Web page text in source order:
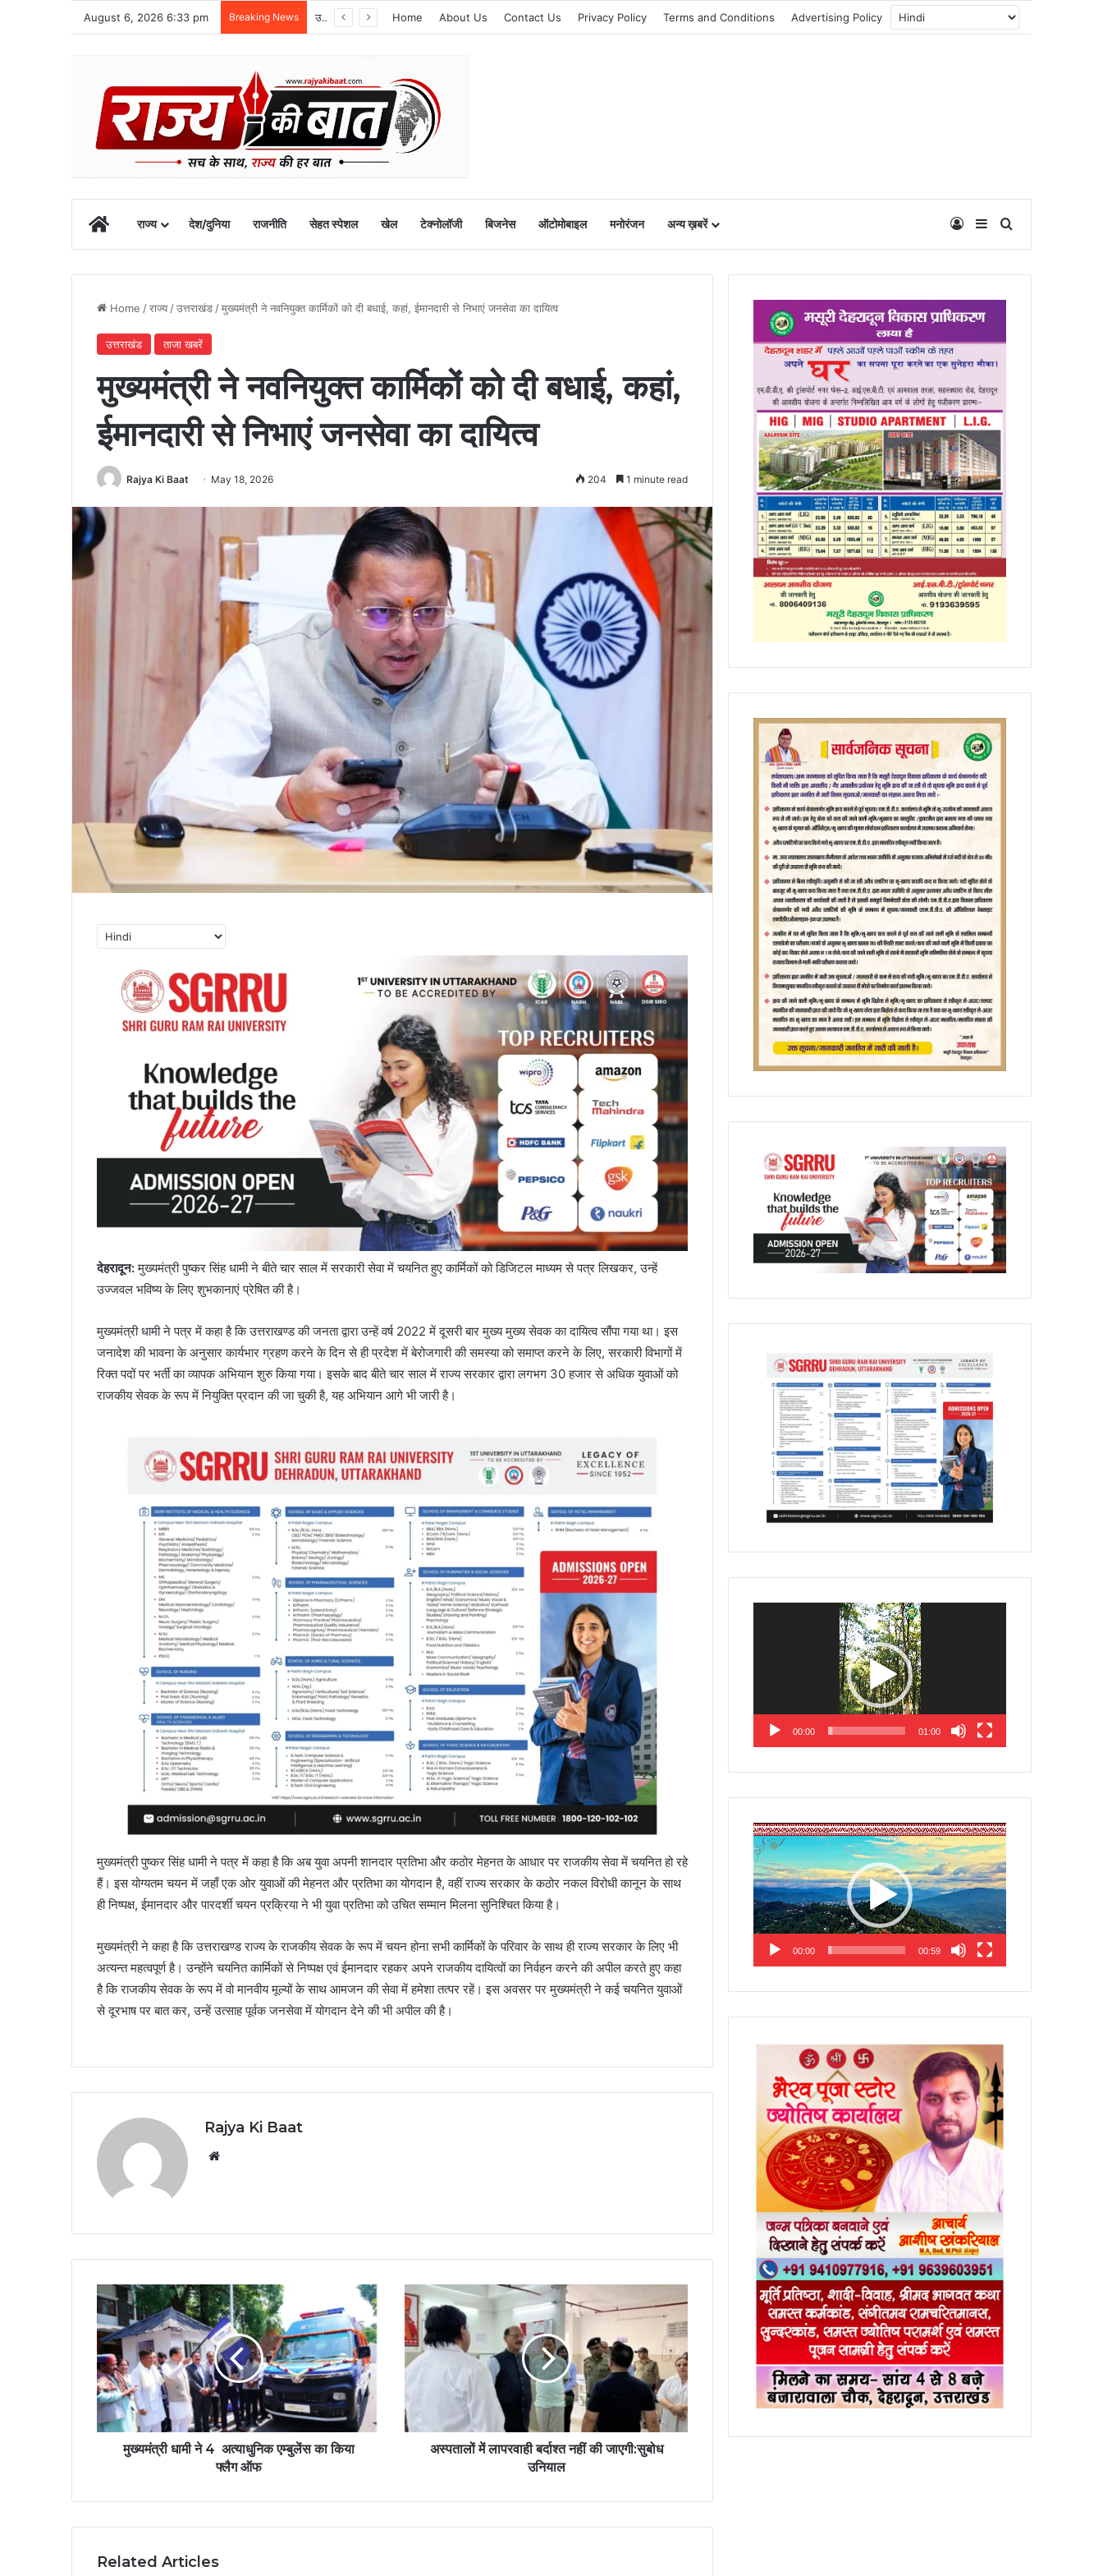
August 6, 2026 6:33 pm Breaking News उत्तराखंड में NCC विस्तार और प्रस्तावित अकादमी के विकास पर मुख्यमंत्री धामी से मंथन Home About Us Contact Us Privacy Policy Terms and Conditions Advertising Policy
Homeराज्य देश/दुनिया राजनीति सेहत स्पेशल खेल टेक्नोलॉजी बिजनेस ऑटोमोबाइल मनोरंजन अन्य ख़बरें Log InSidebar
Home /राज्य /उत्तराखंड /मुख्यमंत्री ने नवनियुक्त कार्मिकों को दी बधाई, कहां, ईमानदारी से निभाएं जनसेवा का दायित्व
उत्तराखंड ताजा खबरें
मुख्यमंत्री ने नवनियुक्त कार्मिकों को दी बधाई, कहां,
ईमानदारी से निभाएं जनसेवा का दायित्व
Rajya Ki Baat May 18, 2026 204 1 minute read
देहरादून:मुख्यमंत्री पुष्कर सिंह धामी ने बीते चार साल में सरकारी सेवा में चयनित हुए कार्मिकों को डिजिटल माध्यम से पत्र लिखकर, उन्हें
उज्जवल भविष्य के लिए शुभकानाएं प्रेषित की है।
मुख्यमंत्री धामी ने पत्र में कहा है कि उत्तराखण्ड की जनता द्वारा उन्हें वर्ष 2022 में दूसरी बार मुख्य मुख्य सेवक का दायित्व सौंपा गया था। इस
जनादेश की भावना के अनुसार कार्यभार ग्रहण करने के दिन से ही प्रदेश में बेरोजगारी की समस्या को समाप्त करने के लिए, सरकारी विभागों में
रिक्त पदों पर भर्ती का व्यापक अभियान शुरु किया गया। इसके बाद बीते चार साल में राज्य सरकार द्वारा लगभग 30 हजार से अधिक युवाओं को
राजकीय सेवक के रूप में नियुक्ति प्रदान की जा चुकी है, यह अभियान आगे भी जारी है।
मुख्यमंत्री पुष्कर सिंह धामी ने पत्र में कहा है कि अब युवा अपनी शानदार प्रतिभा और कठोर मेहनत के आधार पर राजकीय सेवा में चयनित हो रहे
हैं। इस योग्यतम चयन में जहाँ एक ओर युवाओं की मेहनत और प्रतिभा का योगदान है, वहीं राज्य सरकार के कठोर नकल विरोधी कानून के साथ
ही निष्पक्ष, ईमानदार और पारदर्शी चयन प्रक्रिया ने भी युवा प्रतिभा को उचित सम्मान मिलना सुनिश्चित किया है।
मुख्यमंत्री ने कहा है कि उत्तराखण्ड राज्य के राजकीय सेवक के रूप में चयन होना सभी कार्मिकों के परिवार के साथ ही राज्य सरकार के लिए भी
अत्यन्त महत्वपूर्ण है। उन्होंने चयनित कार्मिकों से निष्पक्ष एवं ईमानदार रहकर अपने राजकीय दायित्वों का निर्वहन करने की अपील करते हुए कहा
है कि राजकीय सेवक के रूप में वो मानवीय मूल्यों के साथ आमजन की सेवा में हमेशा तत्पर रहें। इस अवसर पर मुख्यमंत्री ने कई चयनित युवाओं
से दूरभाष पर बात कर, उन्हें उत्साह पूर्वक जनसेवा में योगदान देने की भी अपील की है।
Rajya Ki Baat
मुख्यमंत्री धामी ने 4 अत्याधुनिक एम्बुलेंस का किया
फ्लैग ऑफ
अस्पतालों में लापरवाही बर्दाश्त नहीं की जाएगी:सुबोध
उनियाल
Related Articles
00:00 01:00
Video
Player
00:00 00:59